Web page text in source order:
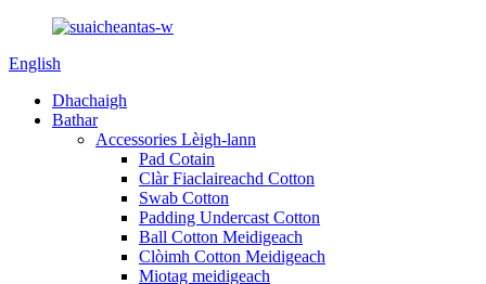
English
Dhachaigh
Bathar
Accessories Lèigh-lann
Pad Cotain
Clàr Fiaclaireachd Cotton
Swab Cotton
Padding Undercast Cotton
Ball Cotton Meidigeach
Clòimh Cotton Meidigeach
Miotag meidigeach